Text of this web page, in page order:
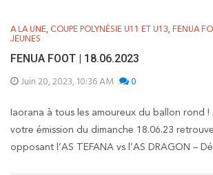
A LA UNE, COUPE POLYNÉSIE U11 ET U13, FENUA
JEUNES
FENUA FOOT | 18.06.2023
Juin 20, 2023, 10:36 AM 0
Iaorana à tous les amoureux du ballon rond !
votre émission du dimanche 18.06.23
opposant l’AS TEFANA vs l’AS DRAGON –